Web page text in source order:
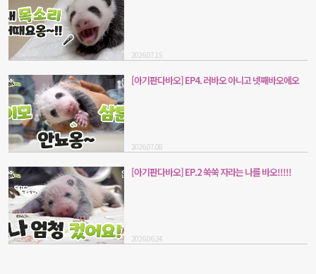
2026.07.15
[아기판다바오] EP4. 러바오 아니고 넷째바오에오
2026.07.08
[아기판다바오] EP.2 쑥쑥 자라는 나를 바오!!!!!
2026.06.24